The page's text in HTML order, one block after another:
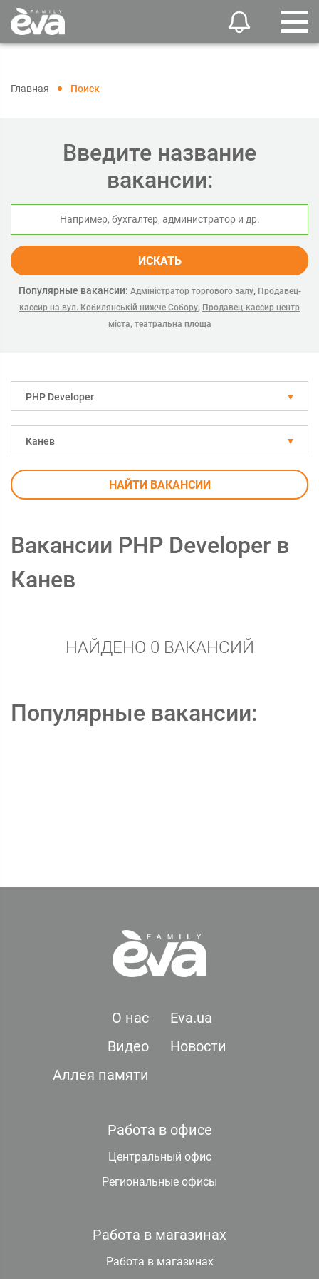
Главная Поиск
Введите название
вакансии:
ИСКАТЬ
Популярные вакансии: Адміністратор торгового залу, Продавец-
кассир на вул. Кобилянській нижче Собору, Продавец-кассир центр
міста, театральна площа
PHP Developer
Канев
НАЙТИ ВАКАНСИИ
Вакансии PHP Developer в
Канев
НАЙДЕНО 0 ВАКАНСИЙ
Популярные вакансии:
О нас
Eva.ua
Видео
Новости
Аллея памяти
Работа в офисе
Центральный офис
Региональные офисы
Работа в магазинах
Работа в магазинах